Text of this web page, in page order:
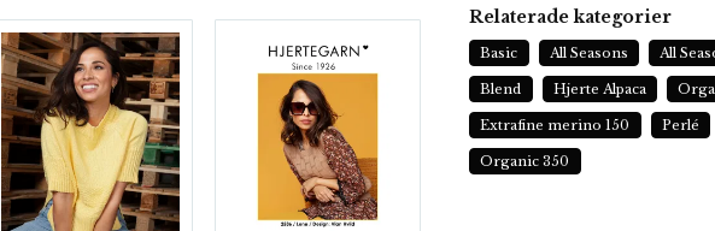
Relaterade kategorier
Basic All Seasons All
Blend Hjerte Alpaca
Extrafine merino 150 Perlé
Organic 350